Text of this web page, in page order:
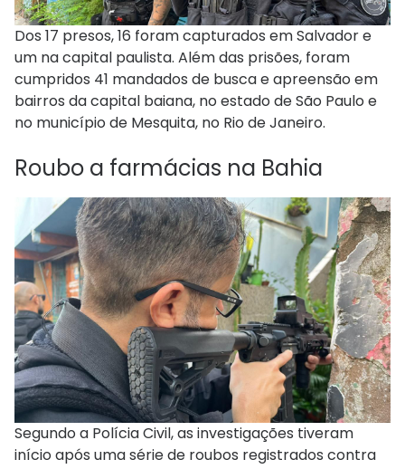
Dos 17 presos, 16 foram capturados em Salvador e
um na capital paulista. Além das prisões, foram
cumpridos 41 mandados de busca e apreensão em
bairros da capital baiana, no estado de São Paulo e
no município de Mesquita, no Rio de Janeiro.
Roubo a farmácias na Bahia
Segundo a Polícia Civil, as investigações tiveram
início após uma série de roubos registrados contra